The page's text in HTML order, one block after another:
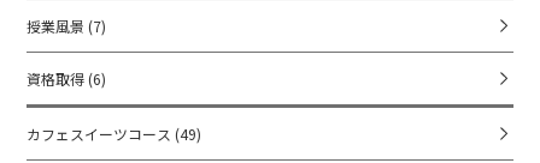
授業風景 (7)
資格取得 (6)
カフェスイーツコース (49)